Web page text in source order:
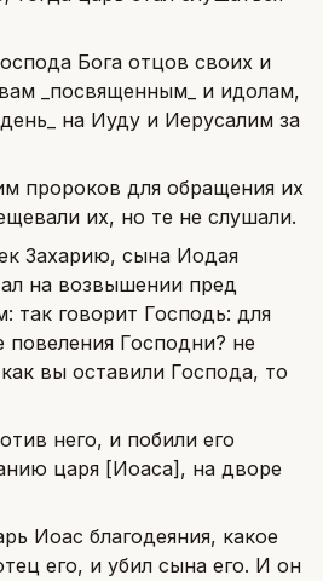
Бога отцов своих и
_посвященным_ и идолам,
на Иуду и Иерусалим за
пророков для обращения их
их, но те не слушали.
Захарию, сына Иодая
на возвышении пред
так говорит Господь: для
повеления Господни? не
вы оставили Господа, то
него, и побили его
царя [Иоаса], на дворе
Иоас благодеяния, какое
его, и убил сына его. И он